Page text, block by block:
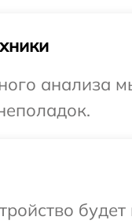
анализа